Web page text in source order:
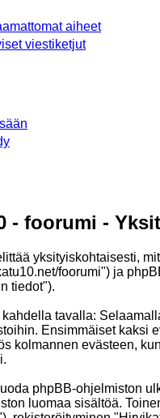
aiheet
viestiketjut
- foorumi -
yksityiskohtaisesti,
foorumi") ja
tiedot").
tavalla:
Ensimmäiset kaksi
kolmannen evästeen,
phpBB-ohjelmiston
luomaa sisältöä.